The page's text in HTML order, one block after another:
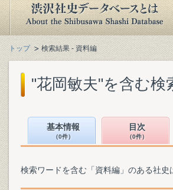
トップ 検索結果 - 資料編
"花岡敏夫"を含む検
基本情報
（0件）
目次
（0件）
検索ワードを含む「資料編」のある社史